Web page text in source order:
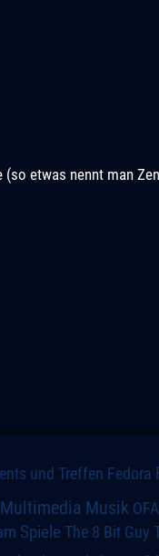
(so etwas nennt man
und Treffen Fedora
Multimedia Musik
Spiele The 8 Bit Guy